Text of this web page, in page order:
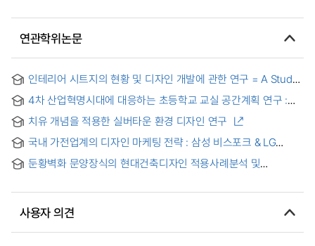
연관학위논문
인테리어 시트지의 현황 및 디자인 개발에 관한 연구 = A Study
4차 산업혁명시대에 대응하는 초등학교 교실 공간계획 연구 :
the space planning for elementary school classroom
design in response to the 4th industrial revolution age :
focusing on the case of 'the classroom filled with dreams'
creation project in Seoul
치유 개념을 적용한 실버타운 환경 디자인 연구
국내 가전업계의 디자인 마케팅 전략 : 삼성 비스포크 & LG
for the domestic home appliance industry
둔황벽화 문양장식의 현대건축디자인 적용사례분석 및
사용자 의견